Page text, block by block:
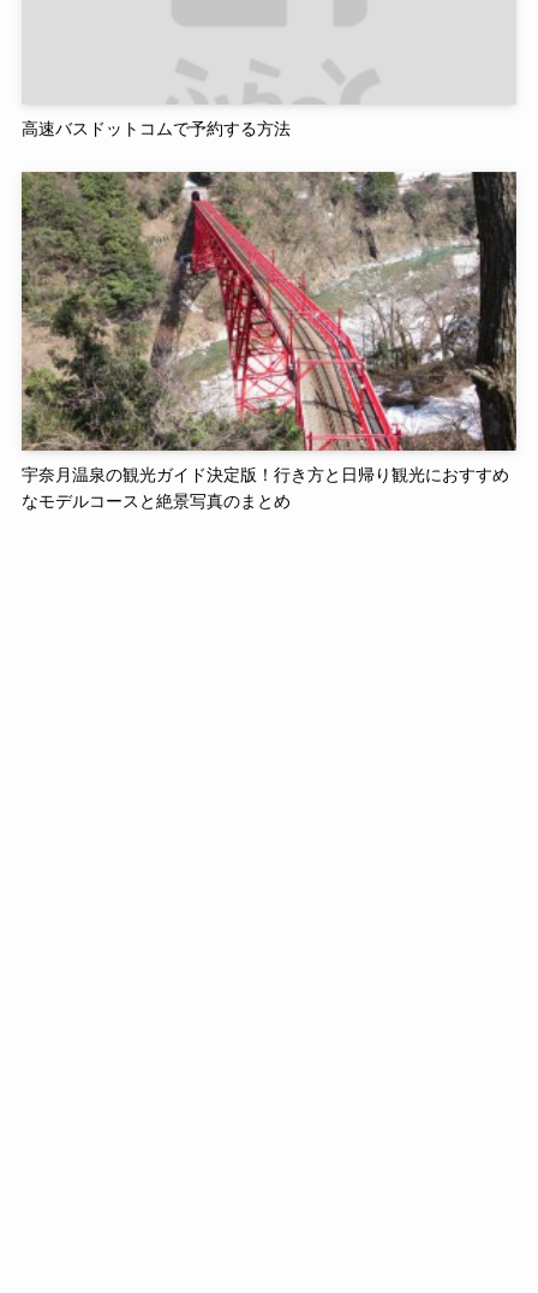
高速バスドットコムで予約する方法
宇奈月温泉の観光ガイド決定版！行き方と日帰り観光におすすめ
なモデルコースと絶景写真のまとめ